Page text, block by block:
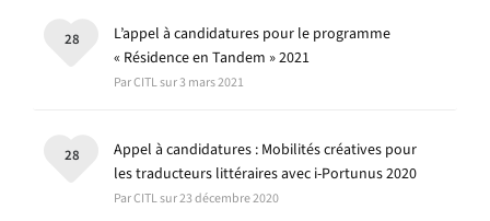
L’appel à candidatures pour le programme
« Résidence en Tandem » 2021
Par CITL sur 3 mars 2021
28
Appel à candidatures : Mobilités créatives pour
les traducteurs littéraires avec i-Portunus 2020
Par CITL sur 23 décembre 2020
28